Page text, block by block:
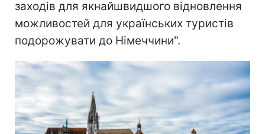
заходів для якнайшвидшого відновлення
можливостей для українських туристів
подорожувати до Німеччини".